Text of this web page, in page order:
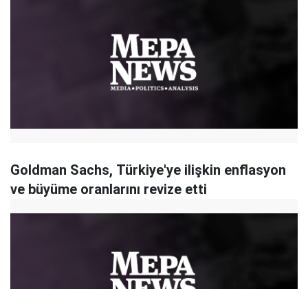
Goldman Sachs, Türkiye'ye ilişkin enflasyon
ve büyüme oranlarını revize etti